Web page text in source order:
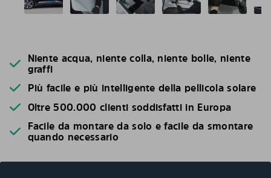
Niente acqua, niente colla, niente bolle, niente
graffi
Più facile e più intelligente della pellicola solare
Oltre 500.000 clienti soddisfatti in Europa
Facile da montare da solo e facile da smontare
quando necessario